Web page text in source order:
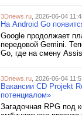
3Dnews.ru , 2026-06-04
На Android Go
Google продолжает
передовой Gemini.
Go, где на смену
3Dnews.ru , 2026-06-04
Вакансии CD Projekt
потенциалом»
Загадочная RPG под